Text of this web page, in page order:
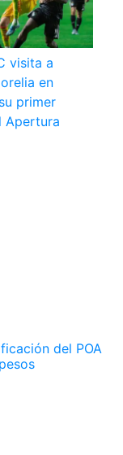
visita a
en
primer
Apertura
del POA